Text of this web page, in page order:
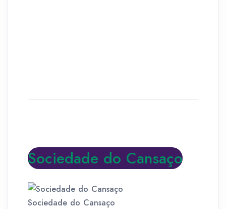
Sociedade do Cansaço
Sociedade do Cansaço